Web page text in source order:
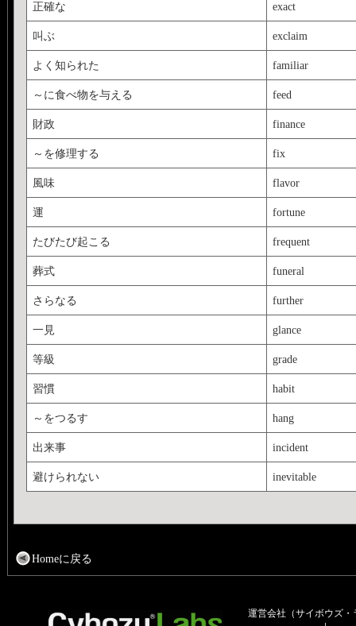
正確な exact
叫ぶ exclaim
よく知られた familiar
～に食べ物を与える feed
財政 finance
～を修理する fix
風味 flavor
運 fortune
たびたび起こる frequent
葬式 funeral
さらなる further
一見 glance
等級 grade
習慣 habit
～をつるす hang
出来事 incident
避けられない inevitable
Homeに戻る
運営会社（サイボウズ・